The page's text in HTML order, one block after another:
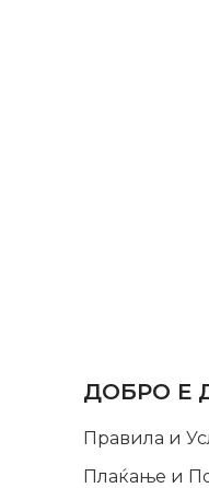
ДОБРО Е
Правила и
Плаќање и